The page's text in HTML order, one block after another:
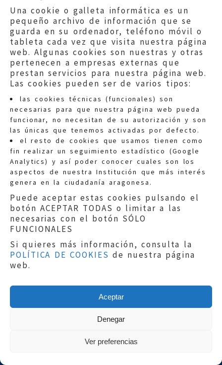
Una cookie o galleta informática es un
pequeño archivo de información que se
guarda en su ordenador, teléfono móvil o
tableta cada vez que visita nuestra página
web. Algunas cookies son nuestras y otras
pertenecen a empresas externas que
prestan servicios para nuestra página web.
Las cookies pueden ser de varios tipos:
las cookies técnicas (funcionales) son
necesarias para que nuestra página web pueda
funcionar, no necesitan de su autorización y son
las únicas que tenemos activadas por defecto.
el resto de cookies que usamos tienen como
fin realizar un seguimiento estadístico (Google
Analytics) y así poder conocer cuales son los
aspectos de nuestra Institución que más interés
genera en la ciudadanía aragonesa.
Puede aceptar estas cookies pulsando el
botón ACEPTAR TODAS o limitar a las
necesarias con el botón SÓLO
FUNCIONALES
Si quieres más información, consulta la
POLÍTICA DE COOKIES de nuestra página
web.
Aceptar
Denegar
Ver preferencias
Quejas:quejas@eljusticiadearagon.es
Información general:
informacion@eljusticiadearagon.es
Teléfonos:900 210 210/
Aviso legal|Política de privacidad|
Protección de Datos
Política de cookies
Copyright © 2019El Justicia de Aragón|
Sephor Consulting